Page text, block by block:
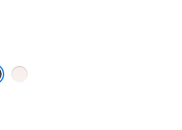
淡